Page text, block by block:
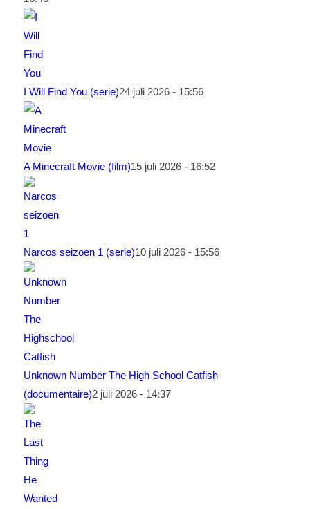
I Will Find You (serie)24 juli 2026 - 15:56
A Minecraft Movie (film)15 juli 2026 - 16:52
Narcos seizoen 1 (serie)10 juli 2026 - 15:56
Unknown Number The High School Catfish
(documentaire)2 juli 2026 - 14:37